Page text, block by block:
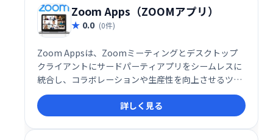
Zoom Apps（ZOOMアプリ）
0.0 (0件)
Zoom Appsは、Zoomミーティングとデスクトップ
クライアントにサードパーティアプリをシームレスに
統合し、コラボレーションや生産性を向上させるツー
ルです。現在約50種類のアプリが利用可能で、エンタ
ーテインメントも強化します。会議中にアプリを直接
起動し、より効率的で充実したミーティングを実現で
きます。
詳しく見る